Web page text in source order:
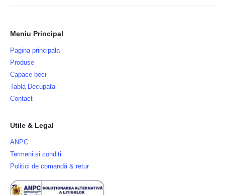
Meniu Principal
Pagina principala
Produse
Capace beci
Tabla Decupata
Contact
Utile & Legal
ANPC
Termeni si conditii
Politici de comandă & retur